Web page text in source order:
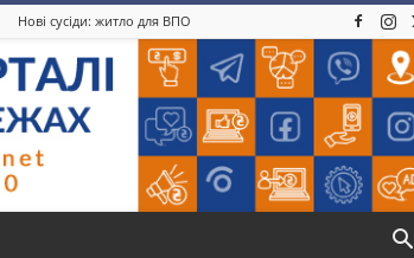
Нові сусіди: житло для ВПО